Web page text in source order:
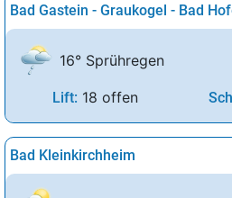
Bad Gastein - Graukogel - Bad
16° Sprühregen
Lift: 18 offen
Bad Kleinkirchheim